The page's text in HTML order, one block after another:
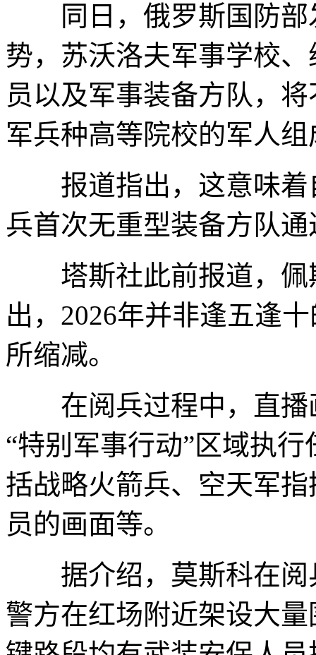
同日，俄罗斯国防部
势，苏沃洛夫军事学校
员以及军事装备方队，
军兵种高等院校的军人组
报道指出，这意味着
兵首次无重型装备方队通
塔斯社此前报道，佩
出，2026年并非逢五逢
所缩减。
在阅兵过程中，直播
“特别军事行动”区域执
括战略火箭兵、空天军
员的画面等。
据介绍，莫斯科在阅
警方在红场附近架设大